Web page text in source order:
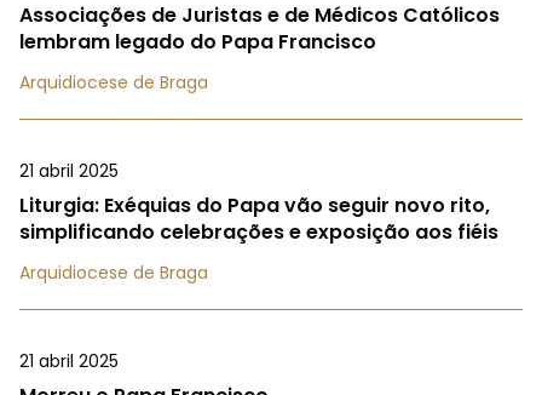
Associações de Juristas e de Médicos Católicos
lembram legado do Papa Francisco
Arquidiocese de Braga
21 abril 2025
Liturgia: Exéquias do Papa vão seguir novo rito,
simplificando celebrações e exposição aos fiéis
Arquidiocese de Braga
21 abril 2025